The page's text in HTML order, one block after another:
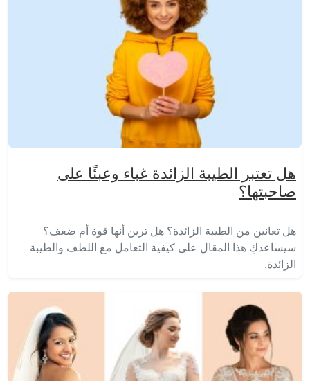
هل تعتبر الطيبة الزائدة غباء وعبئًا على
صاحبتها؟
هل تعانين من الطيبة الزائدة؟ هل ترين أنها قوة أم ضعف؟
سيساعدكِ هذا المقال على كيفية التعامل مع اللطف والطيبة
الزائدة.